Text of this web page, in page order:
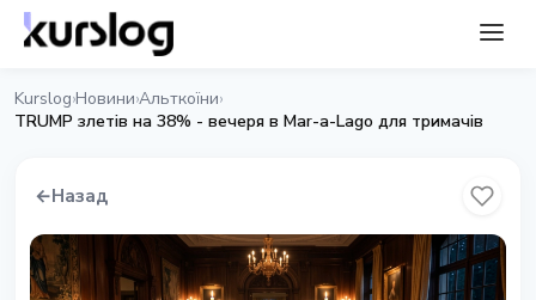
Kurslog›Новини›Альткоїни›
TRUMP злетів на 38% - вечеря в Mar-a-Lago для тримачів
←Назад